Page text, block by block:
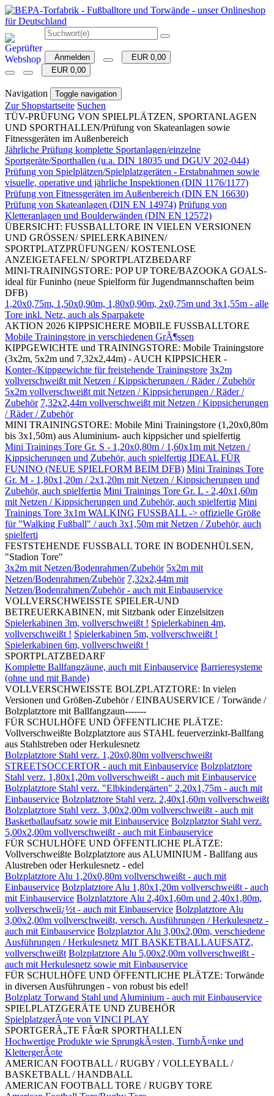
Anmelden
EUR 0,00
EUR 0,00
Navigation Toggle navigation
Zur Shopstartseite Suchen
TÜV-PRÜFUNG VON SPIELPLÄTZEN, SPORTANLAGEN
UND SPORTHALLEN/Prüfung von Skateanlagen sowie
Fitnessgeräten im Außenbereich
Jährliche Prüfung komplette Sportanlagen/einzelne
Sportgeräte/Sporthallen (u.a. DIN 18035 und DGUV 202-044)
Prüfung von Spielplätzen/Spielplatzgeräten - Erstabnahmen sowie
visuelle, operative und jährliche Inspektionen (DIN 1176/1177)
Prüfung von Fitnessgeräten im Außenbereich (DIN EN 16630)
Prüfung von Skateanlagen (DIN EN 14974) Prüfung von
Kletteranlagen und Boulderwänden (DIN EN 12572)
ÜBERSICHT: FUSSBALLTORE IN VIELEN VERSIONEN
UND GRÖSSEN/ SPIELERKABINEN/
SPORTPLATZPRÜFUNGEN/ KOSTENLOSE
ANZEIGETAFELN/ SPORTPLATZBEDARF
MINI-TRAININGSTORE: POP UP TORE/BAZOOKA GOALS-
ideal für Funinho (neue Spielform für Jugendmannschaften beim
DFB)
1,20x0,75m, 1,50x0,90m, 1,80x0,90m, 2x0,75m und 3x1,55m - alle
Tore inkl. Netz, auch als Sparpakete
AKTION 2026 KIPPSICHERE MOBILE FUSSBALLTORE
Mobile Trainingstore in verschiedenen GrÃ¶ssen
KIPPGEWICHTE und TRAININGSTORE: Mobile Trainingstore
(3x2m, 5x2m und 7,32x2,44m) - AUCH KIPPSICHER -
Konter-/Kippgewichte für freistehende Trainingstore 3x2m
vollverschweißt mit Netzen / Kippsicherungen / Räder / Zubehör
5x2m vollverschweißt mit Netzen / Kippsicherungen / Räder /
Zubehör 7,32x2,44m vollverschweißt mit Netzen / Kippsicherungen
/ Räder / Zubehör
MINI TRAININGSTORE: Mobile Mini Trainingstore (1,20x0,80m
bis 3x1,50m) aus Aluminium- auch kippsicher und spielfertig
Mini Trainings Tore Gr. S - 1,20x0,80m / 1,60x1m mit Netzen /
Kippsicherungen und Zubehör, auch spielfertig IDEAL FÜR
FUNINO (NEUE SPIELFORM BEIM DFB) Mini Trainings Tore
Gr. M - 1,80x1,20m / 2x1,20m mit Netzen / Kippsicherungen und
Zubehör, auch spielfertig Mini Trainings Tore Gr. L - 2,40x1,60m
mit Netzen / Kippsicherungen und Zubehör, auch spielfertig Mini
Trainings Tore 3x1m WALKING FUSSBALL -> offizielle Größe
für "Walking Fußball" / auch 3x1,50m mit Netzen / Zubehör, auch
spielferti
FESTSTEHENDE FUSSBALL TORE IN BODENHÜLSEN,
"Stadion Tore"
3x2m mit Netzen/Bodenrahmen/Zubehör 5x2m mit
Netzen/Bodenrahmen/Zubehör 7,32x2,44m mit
Netzen/Bodenrahmen/Zubehör - auch mit Einbauservice
VOLLVERSCHWEISSTE SPIELER-UND
BETREUERKABINEN, mit Sitzbank oder Einzelsitzen
Spielerkabinen 3m, vollverschweißt ! Spielerkabinen 4m,
vollverschweißt ! Spielerkabinen 5m, vollverschweißt !
Spielerkabinen 6m, vollverschweißt !
SPORTPLATZBEDARF
Komplette Ballfangzäune, auch mit Einbauservice Barrieresysteme
(ohne und mit Bande)
VOLLVERSCHWEISSTE BOLZPLATZTORE: In vielen
Versionen und Größen-Zubehör / EINBAUSERVICE / Torwände /
Bolzplatztore mit Ballfangzaun-------
FÜR SCHULHÖFE UND ÖFFENTLICHE PLÄTZE:
Vollverschweißte Bolzplatztore aus STAHL feuerverzinkt-Ballfang
aus Stahlstreben oder Herkulesnetz
Bolzplatztore Stahl verz. 1,20x0,80m vollverschweißt
STREETSOCCERTOR - auch mit Einbauservice Bolzplatztore
Stahl verz. 1,80x1,20m vollverschweißt - auch mit Einbauservice
Bolzplatztore Stahl verz. "Elbkindergärten" 2,20x1,75m - auch mit
Einbauservice Bolzplatztore Stahl verz. 2,40x1,60m vollverschweißt
Bolzplatztore Stahl verz. 3,00x2,00m vollverschweißt - auch mit
Basketballaufsatz sowie mit Einbauservice Bolzplatztor Stahl verz.
5,00x2,00m vollverschweißt - auch mit Einbauservice
FÜR SCHULHÖFE UND ÖFFENTLICHE PLÄTZE:
Vollverschweißte Bolzplatztore aus ALUMINIUM - Ballfang aus
Alustreben oder Herkulesnetz - edel
Bolzplatztore Alu 1,20x0,80m vollverschweißt - auch mit
Einbauservice Bolzplatztore Alu 1,80x1,20m vollverschweißt - auch
mit Einbauservice Bolzplatztore Alu 2,40x1,60m und 2,40x1,80m,
vollverschweiï¿½t - auch mit Einbauservice Bolzplatztore Alu
3,00x2,00m vollverschweißt, versch. Ausführungen / Herkulesnetz -
auch mit Einbauservice Bolzplatztor Alu 3,00x2,00m, verschiedene
Ausführungen / Herkulesnetz MIT BASKETBALLAUFSATZ,
vollverschweißt Bolzplatztore Alu 5,00x2,00m vollverschweißt -
auch mit Herkulesnetz sowie mit Einbauservice
FÜR SCHULHÖFE UND ÖFFENTLICHE PLÄTZE: Torwände
in diversen Ausführungen - von robust bis edel!
Bolzplatz Torwand Stahl und Aluminium - auch mit Einbauservice
SPIELPLATZGERÄTE UND ZUBEHÖR
SpielplatzgerÃ¤te von VINCI PLAY
SPORTGERÃ„TE FÃœR SPORTHALLEN
Hochwertige Produkte wie SprungkÃ¤sten, TurnbÃ¤nke und
KlettergerÃ¤te
AMERICAN FOOTBALL / RUGBY / VOLLEYBALL /
BASKETBALL / HANDBALL
AMERICAN FOOTBALL TORE / RUGBY TORE